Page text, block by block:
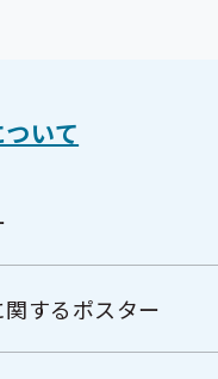
いて
関するポスター